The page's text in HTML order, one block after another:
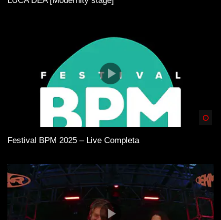
Festival BPM 2025 – Live Completa